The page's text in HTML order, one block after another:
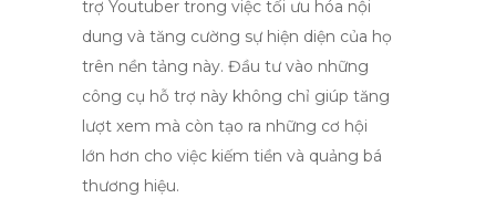
trợ Youtuber trong việc tối ưu hóa nội
dung và tăng cường sự hiện diện của họ
trên nền tảng này. Đầu tư vào những
công cụ hỗ trợ này không chỉ giúp tăng
lượt xem mà còn tạo ra những cơ hội
lớn hơn cho việc kiếm tiền và quảng bá
thương hiệu.